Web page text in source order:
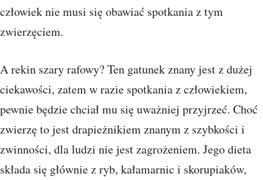
człowiek nie musi się obawiać spotkania z tym
zwierzęciem.
A rekin szary rafowy? Ten gatunek znany jest z dużej
ciekawości, zatem w razie spotkania z człowiekiem,
pewnie będzie chciał mu się uważniej przyjrzeć. Choć
zwierzę to jest drapieżnikiem znanym z szybkości i
zwinności, dla ludzi nie jest zagrożeniem. Jego dieta
składa się głównie z ryb, kałamarnic i skorupiaków,